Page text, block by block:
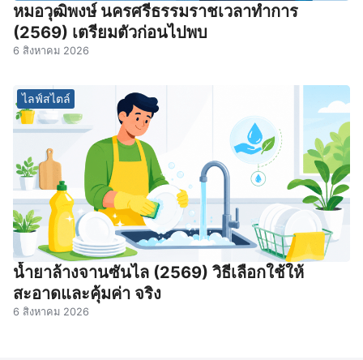
หมอวุฒิพงษ์ นครศรีธรรมราชเวลาทําการ
(2569) เตรียมตัวก่อนไปพบ
6 สิงหาคม 2026
ไลฟ์สไตล์
น้ำยาล้างจานซันไล (2569) วิธีเลือกใช้ให้
สะอาดและคุ้มค่า จริง
6 สิงหาคม 2026